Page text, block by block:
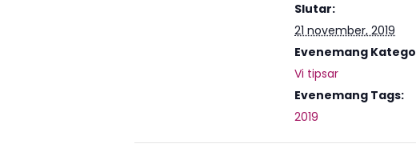
Slutar:
21 november, 2019
Evenemang
Vi tipsar
Evenemang Tags:
2019